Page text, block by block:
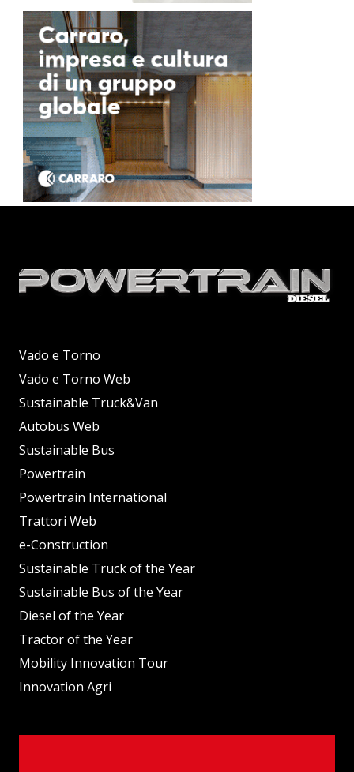
Vado e Torno
Vado e Torno Web
Sustainable Truck&Van
Autobus Web
Sustainable Bus
Powertrain
Powertrain International
Trattori Web
e-Construction
Sustainable Truck of the Year
Sustainable Bus of the Year
Diesel of the Year
Tractor of the Year
Mobility Innovation Tour
Innovation Agri